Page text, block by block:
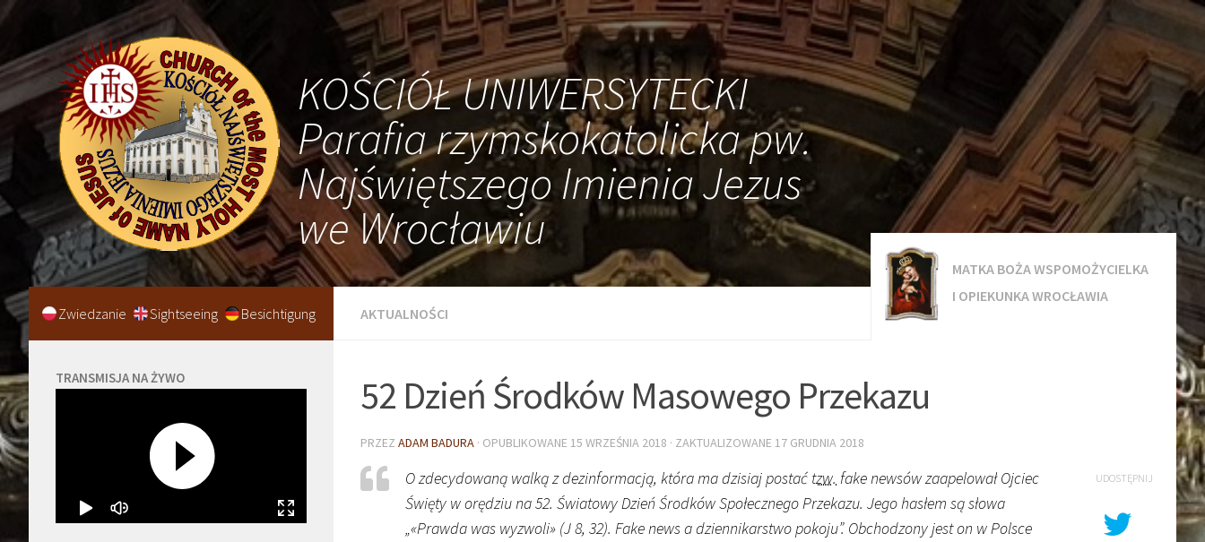
KOŚCIÓŁ UNIWERSYTECKI
Parafia rzymskokatolicka pw.
Najświętszego Imienia Jezus
we Wrocławiu
AKTUALNOŚCI
MATKA BOŻA WSPOMOŻYCIELKA
I OPIEKUNKA WROCŁAWIA
52 Dzień Środków Masowego Przekazu
PRZEZ ADAM BADURA · OPUBLIKOWANE 15 WRZEŚNIA 2018 · ZAKTUALIZOWANE 17 GRUDNIA 2018
O zdecydowaną walką z dezinformacją, która ma dzisiaj postać tzw. fake newsów zaapelował Ojciec
Święty w orędziu na 52. Światowy Dzień Środków Społecznego Przekazu. Jego hasłem są słowa
„«Prawda was wyzwoli» (J 8, 32). Fake news a dziennikarstwo pokoju”. Obchodzony jest on w Polsce
UDOSTĘPNIJ
Zwiedzanie Sightseeing Besichtigung
TRANSMISJA NA ŻYWO